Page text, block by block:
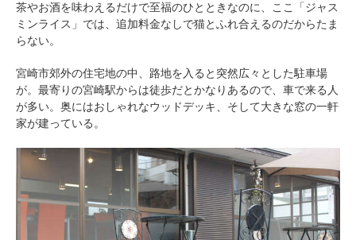
茶やお酒を味わえるだけで至福のひとときなのに、ここ「ジャス
ミンライス」では、追加料金なしで猫とふれ合えるのだからたま
らない。
宮崎市郊外の住宅地の中、路地を入ると突然広々とした駐車場
が。最寄りの宮崎駅からは徒歩だとかなりあるので、車で来る人
が多い。奥にはおしゃれなウッドデッキ、そして大きな窓の一軒
家が建っている。